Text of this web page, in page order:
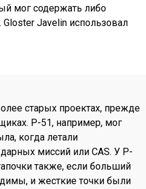
мог содержать либо
Javelin использовал
старых проектах, прежде
P-51, например, мог
когда летали
миссий или CAS. У P-
также, если больший
и жесткие точки были